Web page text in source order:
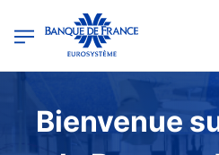
Banque de France - Menu
Bienvenue